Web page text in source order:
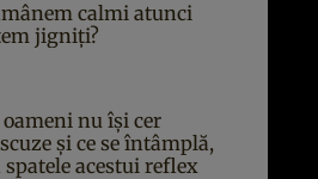
calmi atunci
jigniți?
oameni nu își cer
și ce se întâmplă,
acestui reflex